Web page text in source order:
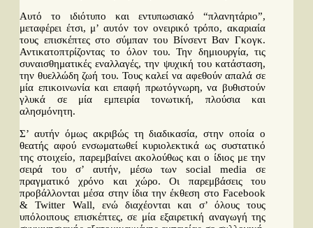
Αυτό το ιδιότυπο και εντυπωσιακό “πλανητάριο”,
μεταφέρει έτσι, μ’ αυτόν τον ονειρικό τρόπο, ακαριαία
τους επισκέπτες στο σύμπαν του Βίνσεντ Βαν Γκογκ.
Αντικατοπτρίζοντας το όλον του. Την δημιουργία, τις
συναισθηματικές εναλλαγές, την ψυχική του κατάσταση,
την θυελλώδη ζωή του. Τους καλεί να αφεθούν απαλά σε
μία επικοινωνία και επαφή πρωτόγνωρη, να βυθιστούν
γλυκά σε μία εμπειρία τονωτική, πλούσια και
αλησμόνητη.
Σ’ αυτήν όμως ακριβώς τη διαδικασία, στην οποία ο
θεατής αφού ενσωματωθεί κυριολεκτικά ως συστατικό
της στοιχείο, παρεμβαίνει ακολούθως και ο ίδιος με την
σειρά του σ’ αυτήν, μέσω των social media σε
πραγματικό χρόνο και χώρο. Οι παρεμβάσεις του
προβάλλονται μέσα στην ίδια την έκθεση στο Facebook
& Twitter Wall, ενώ διαχέονται και σ’ όλους τους
υπόλοιπους επισκέπτες, σε μία εξαιρετική αναγωγή της